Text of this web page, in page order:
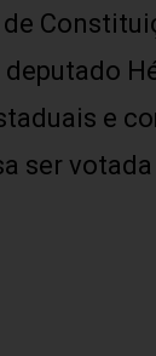
deputado
e
ser